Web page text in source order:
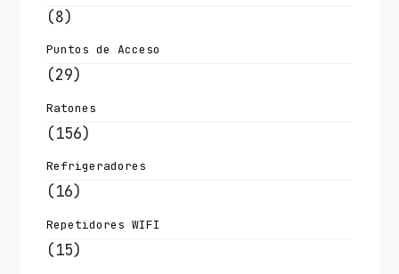
(8)
Puntos de Acceso
(29)
Ratones
(156)
Refrigeradores
(16)
Repetidores WIFI
(15)